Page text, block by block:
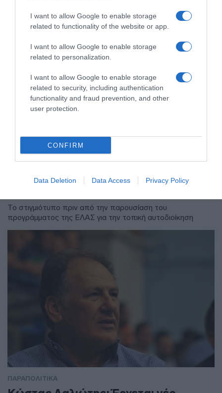
I want to allow Google to enable storage
related to functionality of the website or app.
I want to allow Google to enable storage
related to personalization.
I want to allow Google to enable storage
related to security, including authentication
functionality and fraud prevention, and other
user protection.
CONFIRM
Data Deletion Data Access Privacy Policy
ΠΑΡΑΠΟΛΙΤΙΚΑ
Γενέθλια για τον Αλέξη Τσίπρα – Με…
“Σχεδία” και ευχές η είσοδός του στο
Το στιγμιότυπο πριν από την παρουσίαση του
προγράμματος της ΕΛΑΣ για την τοπική αυτοδιοίκηση
ΠΑΡΑΠΟΛΙΤΙΚΑ